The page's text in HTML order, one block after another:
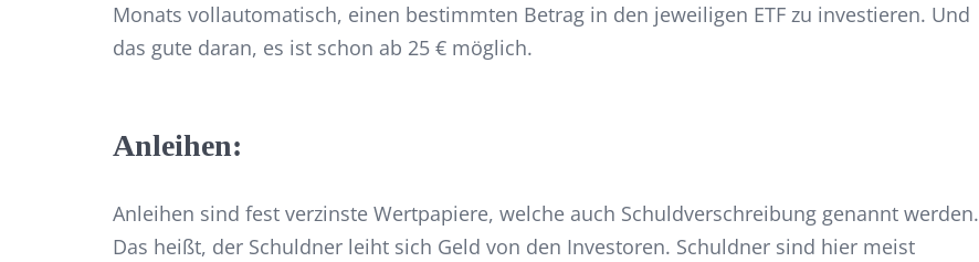
Monats vollautomatisch, einen bestimmten Betrag in den jeweiligen ETF zu investieren. Und
das gute daran, es ist schon ab 25 € möglich.
Anleihen:
Anleihen sind fest verzinste Wertpapiere, welche auch Schuldverschreibung genannt werden.
Das heißt, der Schuldner leiht sich Geld von den Investoren. Schuldner sind hier meist